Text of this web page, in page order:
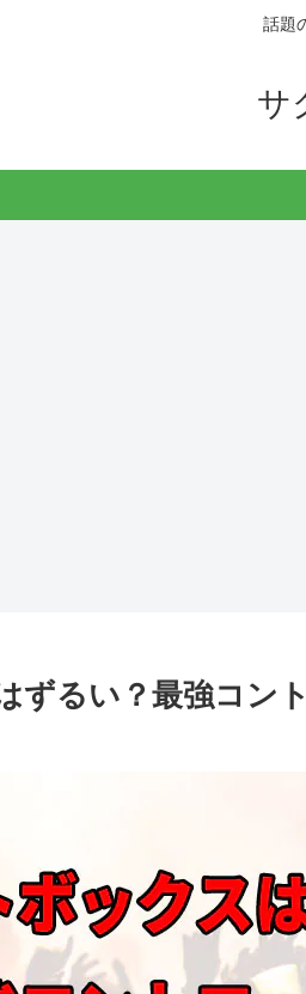
話題
サ
ずるい？最強コン